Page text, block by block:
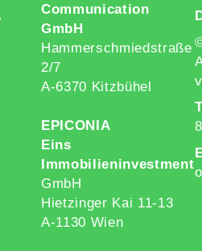
Communication
GmbH
Hammerschmiedstraße
2/7
A-6370 Kitzbühel
EPICONIA
Eins
Immobilieninvestment
GmbH
Hietzinger Kai 11-13
A-1130 Wien